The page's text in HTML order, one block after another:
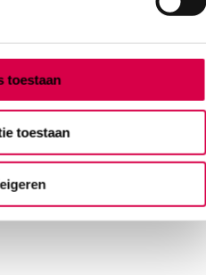
toestaan
toestaan
opties.